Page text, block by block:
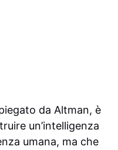
da Altman, è
un’intelligenza
umana, ma che